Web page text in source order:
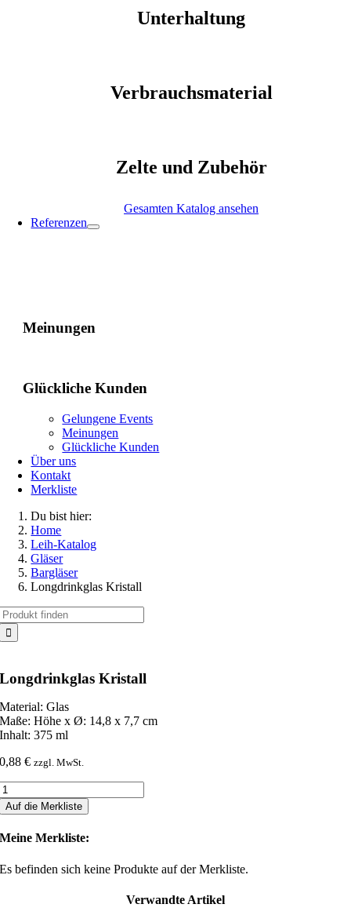
Unterhaltung
Verbrauchsmaterial
Zelte und Zubehör
Gesamten Katalog ansehen
Referenzen
Meinungen
Glückliche Kunden
Gelungene Events
Meinungen
Glückliche Kunden
Über uns
Kontakt
Merkliste
Du bist hier:
Home
Leih-Katalog
Gläser
Bargläser
Longdrinkglas Kristall
Longdrinkglas Kristall
Material: Glas
Maße: Höhe x Ø: 14,8 x 7,7 cm
Inhalt: 375 ml
0,88€ zzgl. MwSt.
Auf die Merkliste
Meine Merkliste:
Es befinden sich keine Produkte auf der Merkliste.
Verwandte Artikel